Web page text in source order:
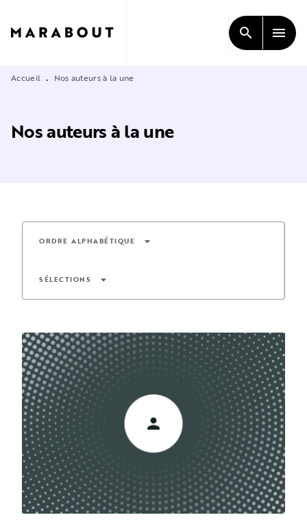
CONTENU
search menu
Accueil • Nos auteurs à la une
Nos auteurs à la une
ORDRE ALPHABÉTIQUE arrow_drop_down
SÉLECTIONS arrow_drop_down